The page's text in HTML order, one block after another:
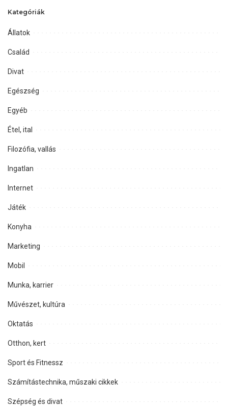
Kategóriák
Állatok
Család
Divat
Egészség
Egyéb
Étel, ital
Filozófia, vallás
Ingatlan
Internet
Játék
Konyha
Marketing
Mobil
Munka, karrier
Művészet, kultúra
Oktatás
Otthon, kert
Sport és Fitnessz
Számítástechnika, műszaki cikkek
Szépség és divat